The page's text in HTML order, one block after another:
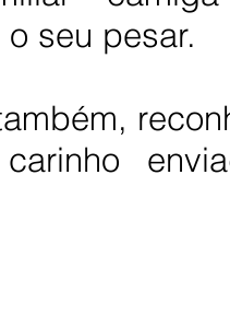
seu pesar.